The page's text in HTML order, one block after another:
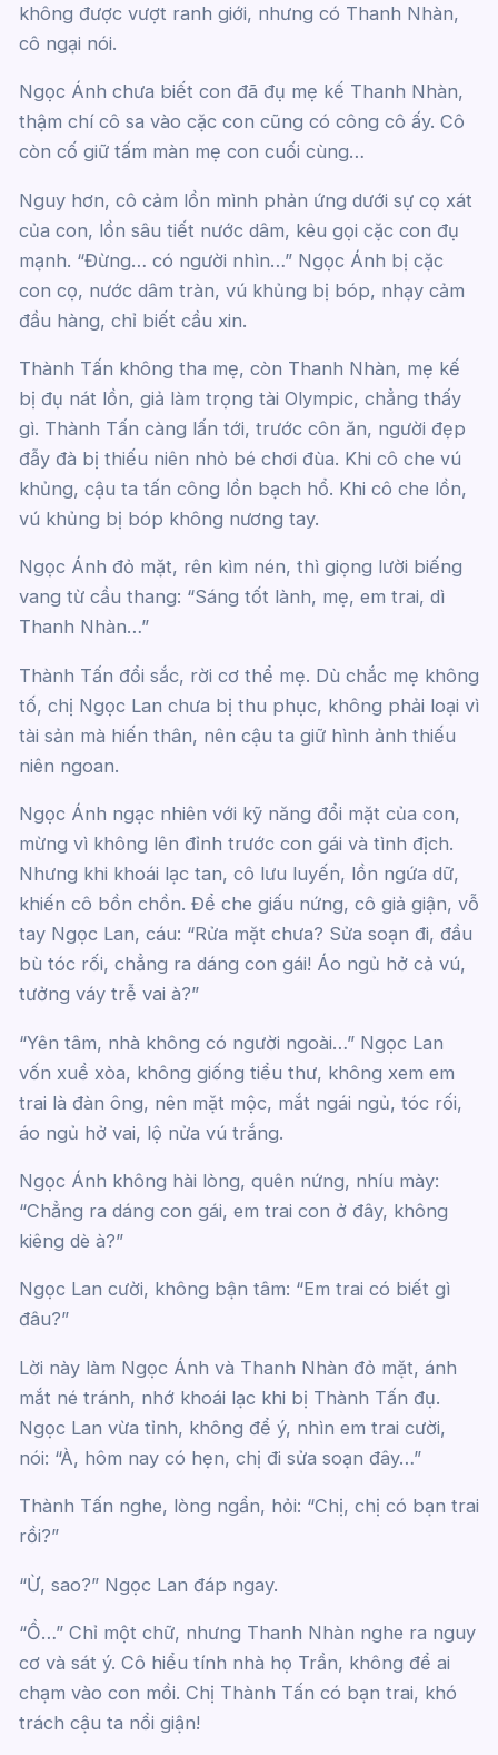
không được vượt ranh giới, nhưng có Thanh Nhàn,
cô ngại nói.
Ngọc Ánh chưa biết con đã đụ mẹ kế Thanh Nhàn,
thậm chí cô sa vào cặc con cũng có công cô ấy. Cô
còn cố giữ tấm màn mẹ con cuối cùng…
Nguy hơn, cô cảm lồn mình phản ứng dưới sự cọ xát
của con, lồn sâu tiết nước dâm, kêu gọi cặc con đụ
mạnh. “Đừng… có người nhìn…” Ngọc Ánh bị cặc
con cọ, nước dâm tràn, vú khủng bị bóp, nhạy cảm
đầu hàng, chỉ biết cầu xin.
Thành Tấn không tha mẹ, còn Thanh Nhàn, mẹ kế
bị đụ nát lồn, giả làm trọng tài Olympic, chẳng thấy
gì. Thành Tấn càng lấn tới, trước côn ăn, người đẹp
đẫy đà bị thiếu niên nhỏ bé chơi đùa. Khi cô che vú
khủng, cậu ta tấn công lồn bạch hổ. Khi cô che lồn,
vú khủng bị bóp không nương tay.
Ngọc Ánh đỏ mặt, rên kìm nén, thì giọng lười biếng
vang từ cầu thang: “Sáng tốt lành, mẹ, em trai, dì
Thanh Nhàn…”
Thành Tấn đổi sắc, rời cơ thể mẹ. Dù chắc mẹ không
tố, chị Ngọc Lan chưa bị thu phục, không phải loại vì
tài sản mà hiến thân, nên cậu ta giữ hình ảnh thiếu
niên ngoan.
Ngọc Ánh ngạc nhiên với kỹ năng đổi mặt của con,
mừng vì không lên đỉnh trước con gái và tình địch.
Nhưng khi khoái lạc tan, cô lưu luyến, lồn ngứa dữ,
khiến cô bồn chồn. Để che giấu nứng, cô giả giận, vỗ
tay Ngọc Lan, cáu: “Rửa mặt chưa? Sửa soạn đi, đầu
bù tóc rối, chẳng ra dáng con gái! Áo ngủ hở cả vú,
tưởng váy trễ vai à?”
“Yên tâm, nhà không có người ngoài…” Ngọc Lan
vốn xuề xòa, không giống tiểu thư, không xem em
trai là đàn ông, nên mặt mộc, mắt ngái ngủ, tóc rối,
áo ngủ hở vai, lộ nửa vú trắng.
Ngọc Ánh không hài lòng, quên nứng, nhíu mày:
“Chẳng ra dáng con gái, em trai con ở đây, không
kiêng dè à?”
Ngọc Lan cười, không bận tâm: “Em trai có biết gì
đâu?”
Lời này làm Ngọc Ánh và Thanh Nhàn đỏ mặt, ánh
mắt né tránh, nhớ khoái lạc khi bị Thành Tấn đụ.
Ngọc Lan vừa tỉnh, không để ý, nhìn em trai cười,
nói: “À, hôm nay có hẹn, chị đi sửa soạn đây…”
Thành Tấn nghe, lòng ngẩn, hỏi: “Chị, chị có bạn trai
rồi?”
“Ừ, sao?” Ngọc Lan đáp ngay.
“Ồ…” Chỉ một chữ, nhưng Thanh Nhàn nghe ra nguy
cơ và sát ý. Cô hiểu tính nhà họ Trần, không để ai
chạm vào con mồi. Chị Thành Tấn có bạn trai, khó
trách cậu ta nổi giận!